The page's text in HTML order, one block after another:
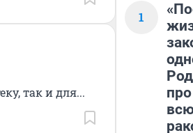
так и для...
1